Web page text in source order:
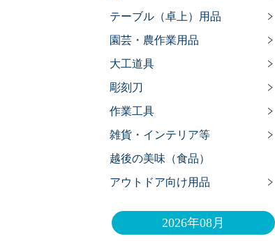
テーブル（卓上）用品
園芸・農作業用品
大工道具
彫刻刀
作業工具
雑貨・インテリア等
越後の美味（食品）
アウトドア向け用品
2026年08月